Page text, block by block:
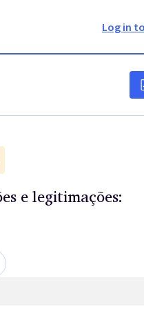
Log in
e legitimações: